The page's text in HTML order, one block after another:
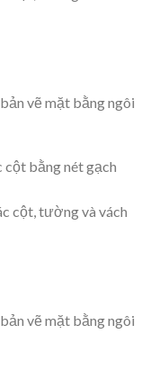
vẽ mặt bằng ngôi
cột bằng nét gạch
cột, tường và vách
vẽ mặt bằng ngôi